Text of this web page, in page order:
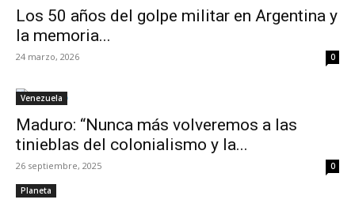
Los 50 años del golpe militar en Argentina y
la memoria...
24 marzo, 2026 0
Venezuela
Maduro: “Nunca más volveremos a las
tinieblas del colonialismo y la...
26 septiembre, 2025 0
Planeta